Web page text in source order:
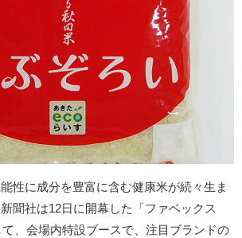
性に成分を豊富に含む健康米が続々生ま
聞社は12日に開幕した「ファベックス
、会場内特設ブースで、注目ブランドの